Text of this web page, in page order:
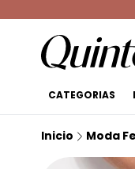
CATEGORIAS
Inicio Moda